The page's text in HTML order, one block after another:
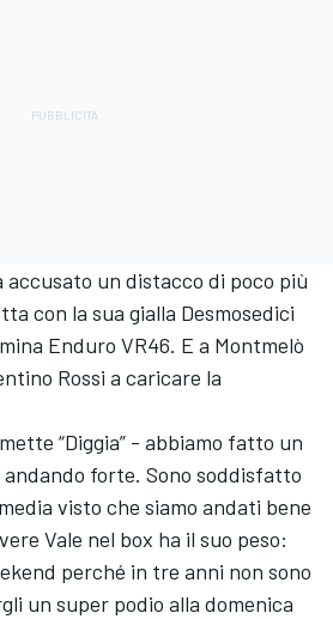
accusato un distacco di poco più
con la sua gialla Desmosedici
Enduro VR46. E a Montmelò
Rossi a caricare la
“Diggia” - abbiamo fatto un
forte. Sono soddisfatto
visto che siamo andati bene
Vale nel box ha il suo peso:
perché in tre anni non sono
un super podio alla domenica